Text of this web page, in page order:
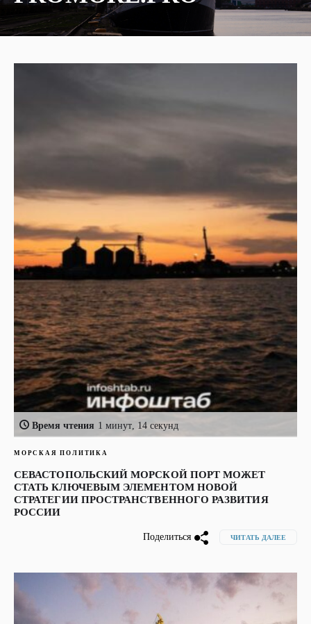
Время чтения 1 минут, 14 секунд
МОРСКАЯ ПОЛИТИКА
СЕВАСТОПОЛЬСКИЙ МОРСКОЙ ПОРТ МОЖЕТ
СТАТЬ КЛЮЧЕВЫМ ЭЛЕМЕНТОМ НОВОЙ
СТРАТЕГИИ ПРОСТРАНСТВЕННОГО РАЗВИТИЯ
РОССИИ
Поделиться ЧИТАТЬ ДАЛЕЕ